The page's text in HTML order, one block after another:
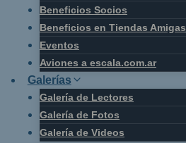
Beneficios Socios
Beneficios en Tiendas Amigas
Eventos
Aviones a escala.com.ar
Galerías
Galería de Lectores
Galería de Fotos
Galería de Videos